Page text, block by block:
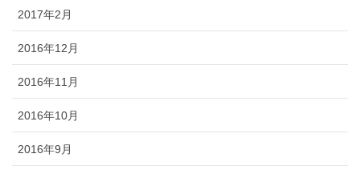
2017年2月
2016年12月
2016年11月
2016年10月
2016年9月